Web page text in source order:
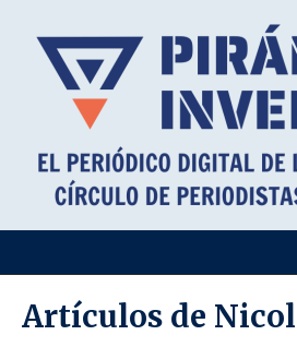
Artículos de